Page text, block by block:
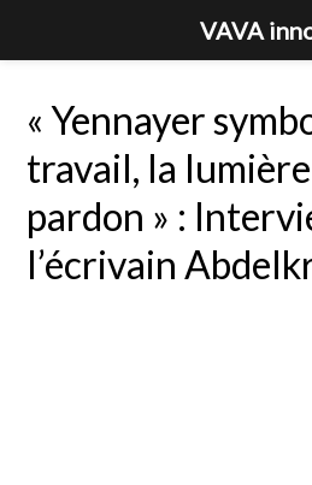
« Yennayer
travail, la
pardon » :
l’écrivain
VAVA